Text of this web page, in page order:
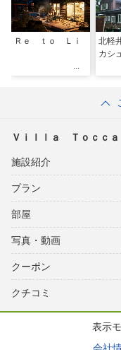
Ｒｅ ｔｏ Ｌｉ
北軽
カシ
Ｖｉｌｌａ Ｔｏｃｃ
施設紹介
プラン
部屋
写真・動画
クーポン
クチコミ
表示